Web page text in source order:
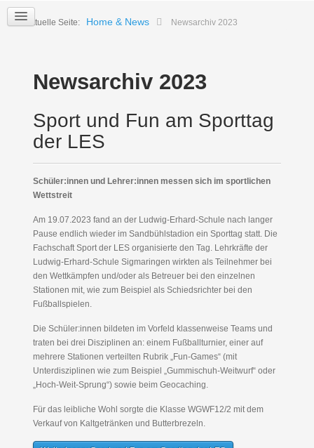
Aktuelle Seite: Home & News Newsarchiv 2023
Newsarchiv 2023
Sport und Fun am Sporttag
der LES
Schüler:innen und Lehrer:innen messen sich im sportlichen
Wettstreit
Am 19.07.2023 fand an der Ludwig-Erhard-Schule nach langer
Pause endlich wieder im Sandbühlstadion ein Sporttag statt. Die
Fachschaft Sport der LES organisierte den Tag. Lehrkräfte der
Ludwig-Erhard-Schule Sigmaringen wirkten als Teilnehmer bei
den Wettkämpfen und/oder als Betreuer bei den einzelnen
Stationen mit, wie zum Beispiel als Schiedsrichter bei den
Fußballspielen.
Die Schüler:innen bildeten im Vorfeld klassenweise Teams und
traten bei drei Disziplinen an: einem Fußballturnier, einer auf
mehrere Stationen verteilten Rubrik „Fun-Games“ (mit
Unterdisziplinen wie zum Beispiel „Gummischuh-Weitwurf“ oder
„Hoch-Weit-Sprung“) sowie beim Geocaching.
Für das leibliche Wohl sorgte die Klasse WGWF12/2 mit dem
Verkauf von Kaltgetränken und Butterbrezeln.